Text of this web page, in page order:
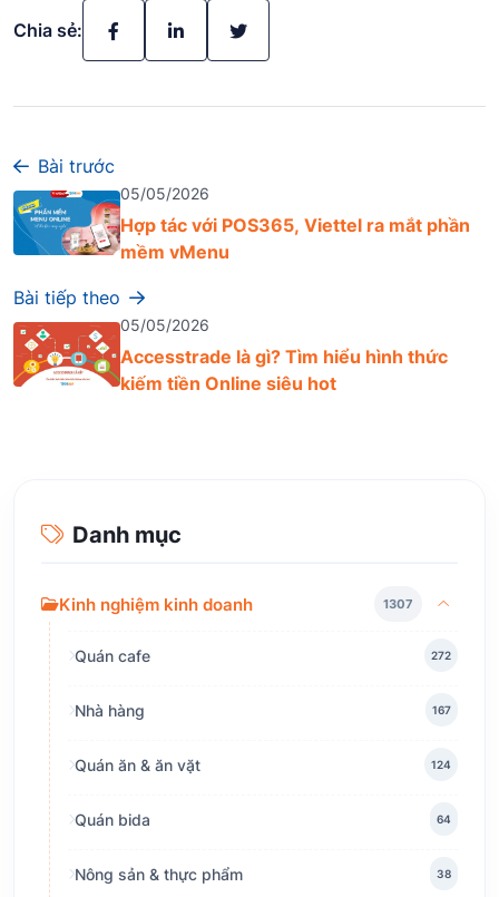
Chia sẻ:
Bài trước
05/05/2026
Hợp tác với POS365, Viettel ra mắt phần
mềm vMenu
Bài tiếp theo
05/05/2026
Accesstrade là gì? Tìm hiểu hình thức
kiếm tiền Online siêu hot
Danh mục
Kinh nghiệm kinh doanh 1307
Quán cafe 272
Nhà hàng 167
Quán ăn & ăn vặt 124
Quán bida 64
Nông sản & thực phẩm 38